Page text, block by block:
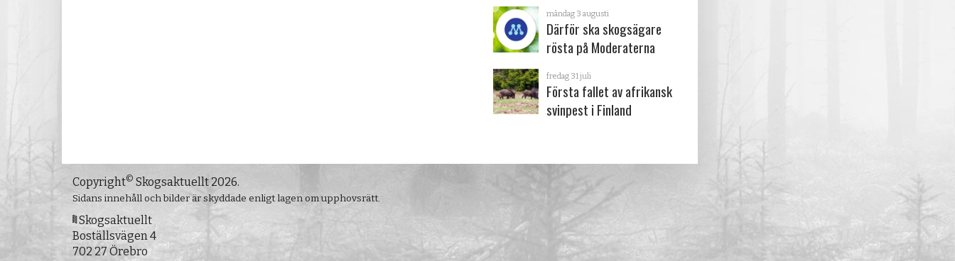
måndag 3 augusti
Därför ska skogsägare
rösta på Moderaterna
fredag 31 juli
Första fallet av afrikansk
svinpest i Finland
Copyright© Skogsaktuellt 2026.
Sidans innehåll och bilder är skyddade enligt lagen om upphovsrätt.
Skogsaktuellt
Boställsvägen 4
702 27 Örebro